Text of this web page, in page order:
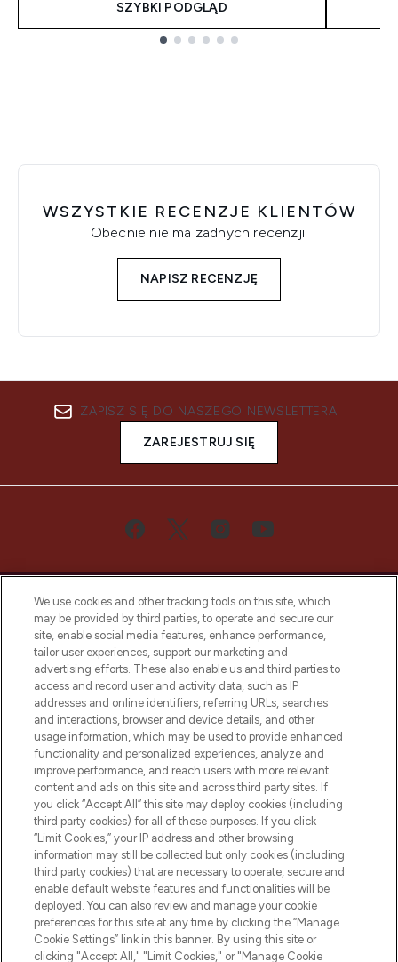
SZYBKI PODGLĄD
WSZYSTKIE RECENZJE KLIENTÓW
Obecnie nie ma żadnych recenzji.
NAPISZ RECENZJĘ
ZAPISZ SIĘ DO NASZEGO NEWSLETTERA
ZAREJESTRUJ SIĘ
Bądź pierwszą osobą, która dowie się o
najnowszych produktach, od niszowych i
uznanych marek, sezonowych trendach i
otrzyma ekskluzywne artykuły redakcyjne
z Sunday Supplement.
Zgoda na pliki cookie
Do Not Sell or Share My Personal
Information
POMOC & INFORMACJE
WAŻNE INFORMACJE
O LOOKFANTASTIC
We use cookies and other tracking tools on this site, which
may be provided by third parties, to operate and secure our
site, enable social media features, enhance performance,
tailor user experiences, support our marketing and
advertising efforts. These also enable us and third parties to
access and record user and activity data, such as IP
addresses and online identifiers, referring URLs, searches
and interactions, browser and device details, and other
usage information, which may be used to provide enhanced
functionality and personalized experiences, analyze and
improve performance, and reach users with more relevant
content and ads on this site and across third party sites. If
you click “Accept All” this site may deploy cookies (including
third party cookies) for all of these purposes. If you click
“Limit Cookies,” your IP address and other browsing
information may still be collected but only cookies (including
third party cookies) that are necessary to operate, secure and
enable default website features and functionalities will be
deployed. You can also review and manage your cookie
preferences for this site at any time by clicking the “Manage
Cookie Settings” link in this banner. By using this site or
clicking "Accept All," "Limit Cookies," or "Manage Cookie